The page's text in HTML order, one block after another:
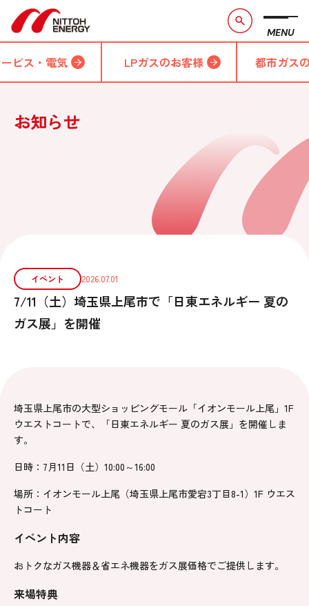
MENU
ビス・電気 LPガスのお客様 都市ガス
お知らせ
イベント 2026.07.01
7/11（土）埼玉県上尾市で「日東エネルギー 夏の
ガス展」を開催
埼玉県上尾市の大型ショッピングモール「イオンモール上尾」1F
ウエストコートで、「日東エネルギー 夏のガス展」を開催しま
す。
日時：7月11日（土）10:00～16:00
場所：イオンモール上尾（埼玉県上尾市愛宕3丁目8-1）1F ウエス
トコート
イベント内容
おトクなガス機器＆省エネ機器をガス展価格でご提供します。
来場特典